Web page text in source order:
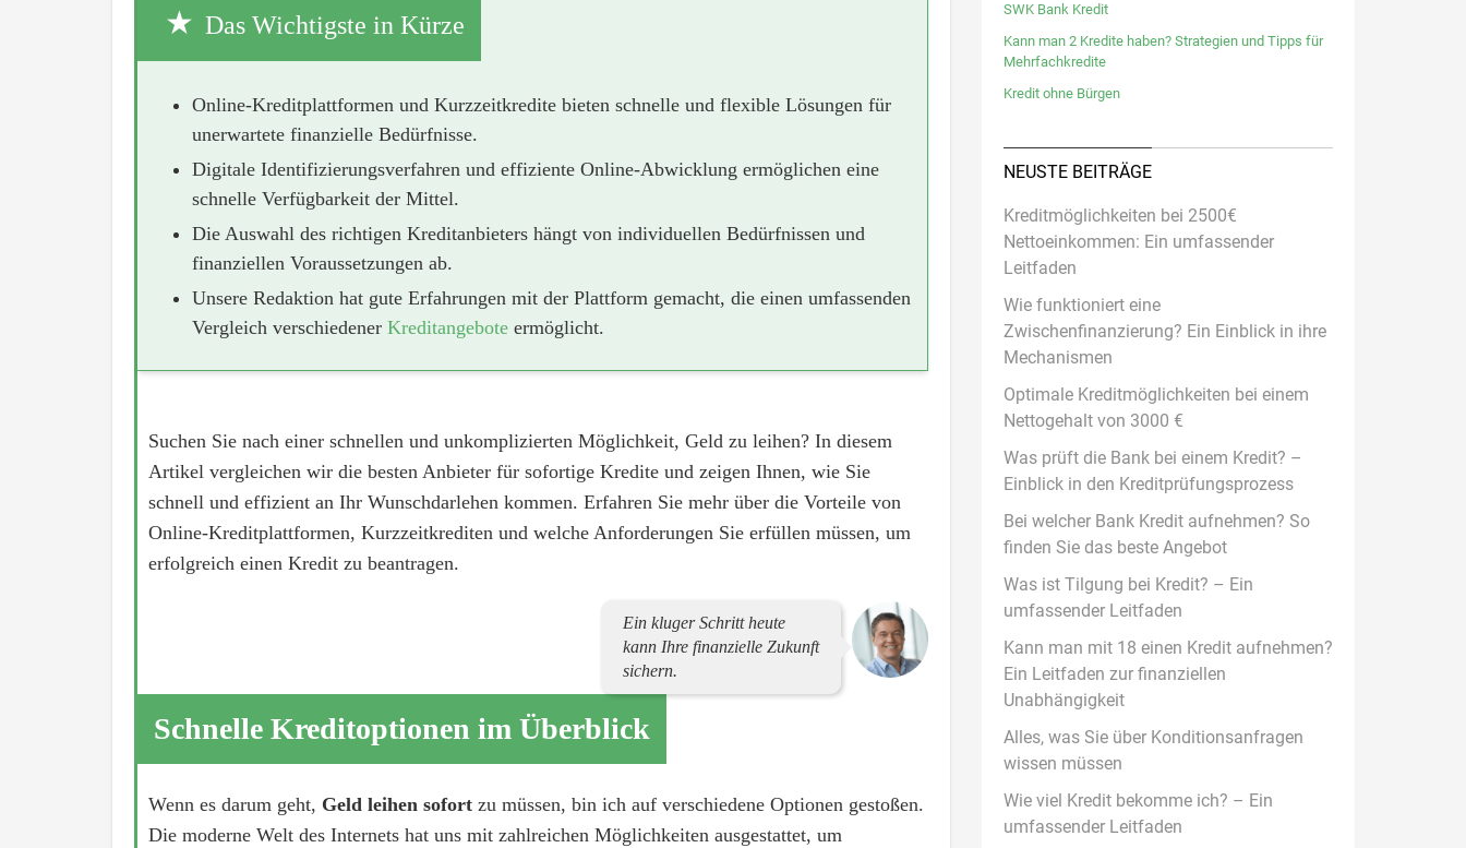
Das Wichtigste in Kürze
Online-Kreditplattformen und Kurzzeitkredite bieten schnelle und flexible Lösungen für
unerwartete finanzielle Bedürfnisse.
Digitale Identifizierungsverfahren und effiziente Online-Abwicklung ermöglichen eine
schnelle Verfügbarkeit der Mittel.
Die Auswahl des richtigen Kreditanbieters hängt von individuellen Bedürfnissen und
finanziellen Voraussetzungen ab.
Unsere Redaktion hat gute Erfahrungen mit der Plattform gemacht, die einen umfassenden
Vergleich verschiedener Kreditangebote ermöglicht.
Suchen Sie nach einer schnellen und unkomplizierten Möglichkeit, Geld zu leihen? In diesem
Artikel vergleichen wir die besten Anbieter für sofortige Kredite und zeigen Ihnen, wie Sie
schnell und effizient an Ihr Wunschdarlehen kommen. Erfahren Sie mehr über die Vorteile von
Online-Kreditplattformen, Kurzzeitkrediten und welche Anforderungen Sie erfüllen müssen, um
erfolgreich einen Kredit zu beantragen.
Ein kluger Schritt heute
kann Ihre finanzielle Zukunft
sichern.
Schnelle Kreditoptionen im Überblick
Wenn es darum geht, Geld leihen sofort zu müssen, bin ich auf verschiedene Optionen gestoßen.
Die moderne Welt des Internets hat uns mit zahlreichen Möglichkeiten ausgestattet, um
SWK Bank Kredit
Kann man 2 Kredite haben? Strategien und Tipps für
Mehrfachkredite
Kredit ohne Bürgen
NEUSTE BEITRÄGE
Kreditmöglichkeiten bei 2500€
Nettoeinkommen: Ein umfassender
Leitfaden
Wie funktioniert eine
Zwischenfinanzierung? Ein Einblick in ihre
Mechanismen
Optimale Kreditmöglichkeiten bei einem
Nettogehalt von 3000 €
Was prüft die Bank bei einem Kredit? –
Einblick in den Kreditprüfungsprozess
Bei welcher Bank Kredit aufnehmen? So
finden Sie das beste Angebot
Was ist Tilgung bei Kredit? – Ein
umfassender Leitfaden
Kann man mit 18 einen Kredit aufnehmen?
Ein Leitfaden zur finanziellen
Unabhängigkeit
Alles, was Sie über Konditionsanfragen
wissen müssen
Wie viel Kredit bekomme ich? – Ein
umfassender Leitfaden